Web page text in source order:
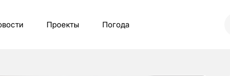
Проекты Погода